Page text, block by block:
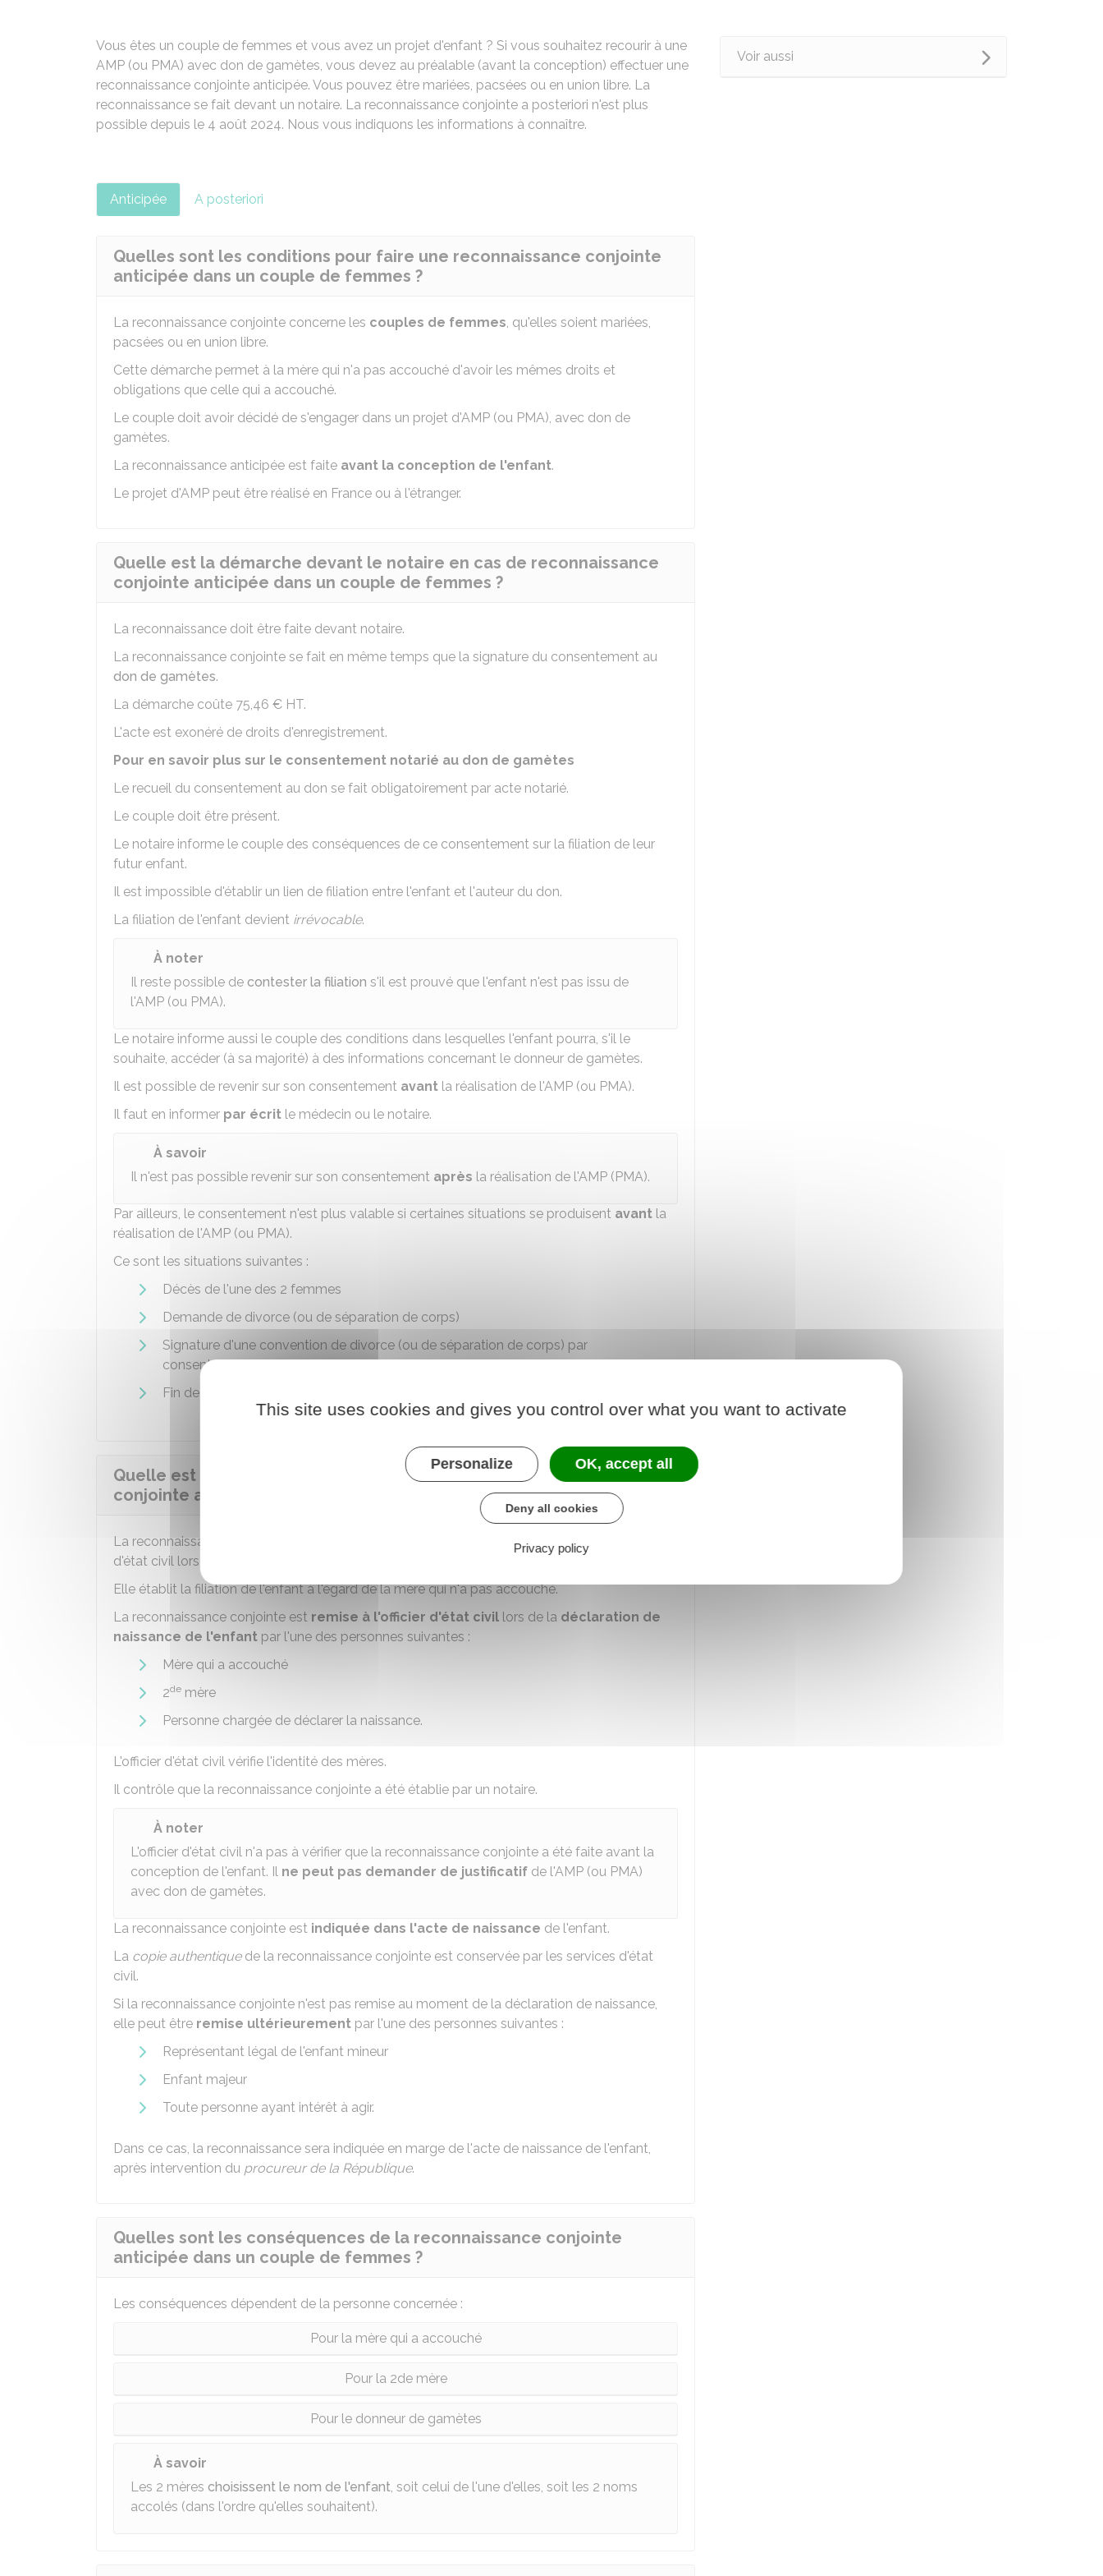
Vous êtes un couple de femmes et vous avez un projet d'enfant ? Si vous souhaitez recourir à une
AMP (ou PMA) avec don de gamètes, vous devez au préalable (avant la conception) effectuer une
reconnaissance conjointe anticipée. Vous pouvez être mariées, pacsées ou en union libre. La
reconnaissance se fait devant un notaire. La reconnaissance conjointe a posteriori n'est plus
possible depuis le 4 août 2024. Nous vous indiquons les informations à connaître.
Anticipée A posteriori
Quelles sont les conditions pour faire une reconnaissance conjointe
anticipée dans un couple de femmes ?
La reconnaissance conjointe concerne les couples de femmes, qu'elles soient mariées,
pacsées ou en union libre.
Cette démarche permet à la mère qui n'a pas accouché d'avoir les mêmes droits et
obligations que celle qui a accouché.
Le couple doit avoir décidé de s'engager dans un projet d'AMP (ou PMA), avec don de
gamètes.
La reconnaissance anticipée est faite avant la conception de l'enfant.
Le projet d'AMP peut être réalisé en France ou à l'étranger.
Quelle est la démarche devant le notaire en cas de reconnaissance
conjointe anticipée dans un couple de femmes ?
La reconnaissance doit être faite devant notaire.
La reconnaissance conjointe se fait en même temps que la signature du consentement au
don de gamètes.
La démarche coûte 75,46 € HT.
L'acte est exonéré de droits d'enregistrement.
Pour en savoir plus sur le consentement notarié au don de gamètes
Le recueil du consentement au don se fait obligatoirement par acte notarié.
Le couple doit être présent.
Le notaire informe le couple des conséquences de ce consentement sur la filiation de leur
futur enfant.
Il est impossible d'établir un lien de filiation entre l'enfant et l'auteur du don.
La filiation de l'enfant devient irrévocable.
À noter
Il reste possible de contester la filiation s'il est prouvé que l'enfant n'est pas issu de
l'AMP (ou PMA).
Le notaire informe aussi le couple des conditions dans lesquelles l'enfant pourra, s'il le
souhaite, accéder (à sa majorité) à des informations concernant le donneur de gamètes.
Il est possible de revenir sur son consentement avant la réalisation de l'AMP (ou PMA).
Il faut en informer par écrit le médecin ou le notaire.
À savoir
Il n'est pas possible revenir sur son consentement après la réalisation de l'AMP (PMA).
Par ailleurs, le consentement n'est plus valable si certaines situations se produisent avant la
réalisation de l'AMP (ou PMA).
Ce sont les situations suivantes :
Décès de l'une des 2 femmes
Demande de divorce (ou de séparation de corps)
Signature d'une convention de divorce (ou de séparation de corps) par
consentement mutuel
Fin de la communauté de vie.
Quelle est la démarche à la naissance en cas de reconnaissance
conjointe anticipée dans un couple de femmes ?
La reconnaissance conjointe anticipée fait partie des documents qu'il faut fournir à l'officier
d'état civil lors de la
Elle établit la filiation de l'enfant à l'égard de la mère qui n'a pas accouché.
La reconnaissance conjointe est remise à l'officier d'état civil lors de la déclaration de
naissance de l'enfant par l'une des personnes suivantes :
Mère qui a accouché
2de mère
Personne chargée de déclarer la naissance.
L'officier d'état civil vérifie l'identité des mères.
Il contrôle que la reconnaissance conjointe a été établie par un notaire.
À noter
L'officier d'état civil n'a pas à vérifier que la reconnaissance conjointe a été faite avant la
conception de l'enfant. Il ne peut pas demander de justificatif de l'AMP (ou PMA)
avec don de gamètes.
La reconnaissance conjointe est indiquée dans l'acte de naissance de l'enfant.
La copie authentiquede la reconnaissance conjointe est conservée par les services d'état
civil.
Si la reconnaissance conjointe n'est pas remise au moment de la déclaration de naissance,
elle peut être remise ultérieurement par l'une des personnes suivantes :
Représentant légal de l'enfant mineur
Enfant majeur
Toute personne ayant intérêt à agir.
Dans ce cas, la reconnaissance sera indiquée en marge de l'acte de naissance de l'enfant,
après intervention du procureur de la République.
Quelles sont les conséquences de la reconnaissance conjointe
anticipée dans un couple de femmes ?
Les conséquences dépendent de la personne concernée :
Pour la mère qui a accouché
Pour la 2de mère
Pour le donneur de gamètes
À savoir
Les 2 mères choisissent le nom de l'enfant, soit celui de l'une d'elles, soit les 2 noms
accolés (dans l'ordre qu'elles souhaitent).
Voir aussi
This site uses cookies and gives you control over what you want to activate
Personalize OK, accept all
Deny all cookies
Privacy policy